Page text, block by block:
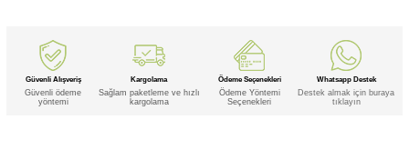
Güvenli Alışveriş
Güvenli ödeme
yöntemi
Kargolama
Sağlam paketleme ve hızlı
kargolama
Ödeme Seçenekleri
Ödeme Yöntemi
Seçenekleri
Whatsapp Destek
Destek almak için buraya
tıklayın